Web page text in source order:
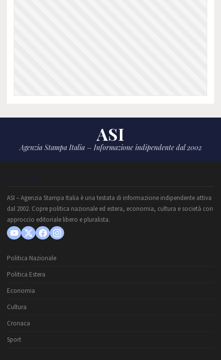
ASI
Agenzia Stampa Italia – Informazione indipendente dal 2002
CHI SIAMO
ASI – Agenzia Stampa Italia è una testata di informazione indipendente attiva
dal 2002. Copre politica nazionale ed estera, economia, cultura e società con
approccio editoriale libero e pluralista.
Politica Nazionale
Politica Estera
Economia
Cultura
Cronaca
Sport